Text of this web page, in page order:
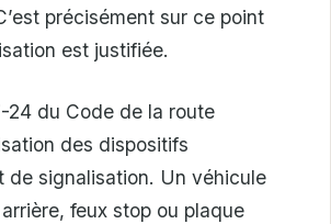
précisément sur ce point
est justifiée.
24 du Code de la route
des dispositifs
de signalisation. Un véhicule
feux stop ou plaque